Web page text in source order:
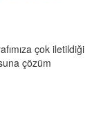
çok iletildiği
çözüm